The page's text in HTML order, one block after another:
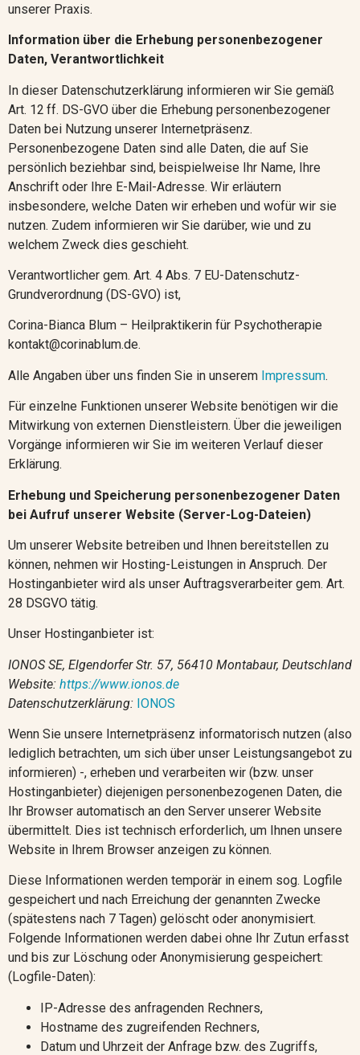
unserer Praxis.
Information über die Erhebung personenbezogener
Daten, Verantwortlichkeit
In dieser Datenschutzerklärung informieren wir Sie gemäß
Art. 12 ff. DS-GVO über die Erhebung personenbezogener
Daten bei Nutzung unserer Internetpräsenz.
Personenbezogene Daten sind alle Daten, die auf Sie
persönlich beziehbar sind, beispielweise Ihr Name, Ihre
Anschrift oder Ihre E-Mail-Adresse. Wir erläutern
insbesondere, welche Daten wir erheben und wofür wir sie
nutzen. Zudem informieren wir Sie darüber, wie und zu
welchem Zweck dies geschieht.
Verantwortlicher gem. Art. 4 Abs. 7 EU-Datenschutz-
Grundverordnung (DS-GVO) ist,
Corina-Bianca Blum – Heilpraktikerin für Psychotherapie
kontakt@corinablum.de.
Alle Angaben über uns finden Sie in unserem Impressum.
Für einzelne Funktionen unserer Website benötigen wir die
Mitwirkung von externen Dienstleistern. Über die jeweiligen
Vorgänge informieren wir Sie im weiteren Verlauf dieser
Erklärung.
Erhebung und Speicherung personenbezogener Daten
bei Aufruf unserer Website (Server-Log-Dateien)
Um unserer Website betreiben und Ihnen bereitstellen zu
können, nehmen wir Hosting-Leistungen in Anspruch. Der
Hostinganbieter wird als unser Auftragsverarbeiter gem. Art.
28 DSGVO tätig.
Unser Hostinganbieter ist:
IONOS SE, Elgendorfer Str. 57, 56410 Montabaur, Deutschland
Website: https://www.ionos.de
Datenschutzerklärung: IONOS
Wenn Sie unsere Internetpräsenz informatorisch nutzen (also
lediglich betrachten, um sich über unser Leistungsangebot zu
informieren) -, erheben und verarbeiten wir (bzw. unser
Hostinganbieter) diejenigen personenbezogenen Daten, die
Ihr Browser automatisch an den Server unserer Website
übermittelt. Dies ist technisch erforderlich, um Ihnen unsere
Website in Ihrem Browser anzeigen zu können.
Diese Informationen werden temporär in einem sog. Logfile
gespeichert und nach Erreichung der genannten Zwecke
(spätestens nach 7 Tagen) gelöscht oder anonymisiert.
Folgende Informationen werden dabei ohne Ihr Zutun erfasst
und bis zur Löschung oder Anonymisierung gespeichert:
(Logfile-Daten):
IP-Adresse des anfragenden Rechners,
Hostname des zugreifenden Rechners,
Datum und Uhrzeit der Anfrage bzw. des Zugriffs,